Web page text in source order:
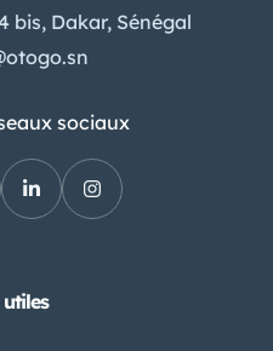
bis, Dakar, Sénégal
sociaux
utiles